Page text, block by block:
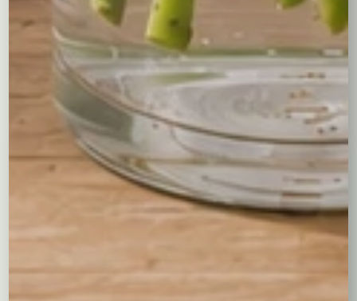
internetowej możesz łatwo i szybko zamówić ten piękny
bukiet, a my dostarczymy go pod wskazany adres. Nie
czekaj, zrób niespodziankę bliskim już dziś!
Być może spodobają Ci się...